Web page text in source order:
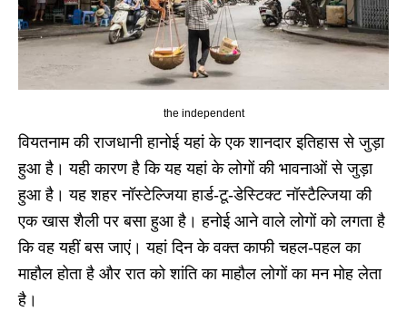
the independent
वियतनाम की राजधानी हानोई यहां के एक शानदार इतिहास से जुड़ा
हुआ है। यही कारण है कि यह यहां के लोगों की भावनाओं से जुड़ा
हुआ है। यह शहर नॉस्टेल्जिया हार्ड-टू-डेस्टिक्ट नॉस्टैल्जिया की
एक खास शैली पर बसा हुआ है। हनोई आने वाले लोगों को लगता है
कि वह यहीं बस जाएं। यहां दिन के वक्त काफी चहल-पहल का
माहौल होता है और रात को शांति का माहौल लोगों का मन मोह लेता
है।